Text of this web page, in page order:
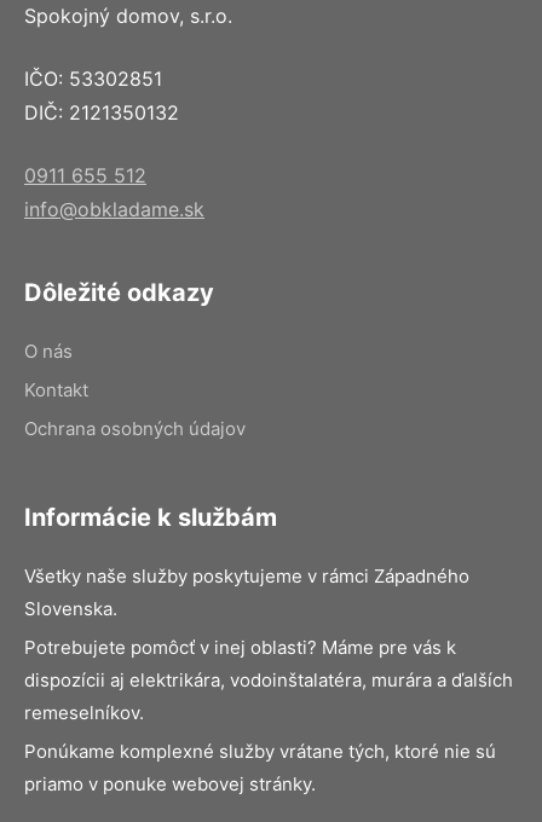
Spokojný domov, s.r.o.
IČO: 53302851
DIČ: 2121350132
0911 655 512
info@obkladame.sk
Dôležité odkazy
O nás
Kontakt
Ochrana osobných údajov
Informácie k službám
Všetky naše služby poskytujeme v rámci Západného
Slovenska.
Potrebujete pomôcť v inej oblasti? Máme pre vás k
dispozícii aj elektrikára, vodoinštalatéra, murára a ďalších
remeselníkov.
Ponúkame komplexné služby vrátane tých, ktoré nie sú
priamo v ponuke webovej stránky.